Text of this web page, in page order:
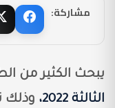
مشاركة:
يبحث الكثير من
الثالثة 2022،
وذلك